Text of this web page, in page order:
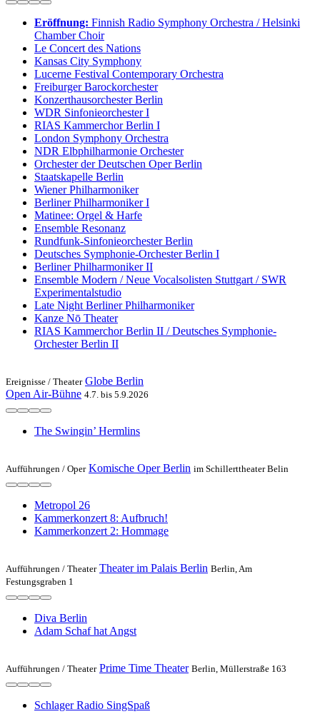
Eröffnung: Finnish Radio Symphony Orchestra / Helsinki
Chamber Choir
Le Concert des Nations
Kansas City Symphony
Lucerne Festival Contemporary Orchestra
Freiburger Barockorchester
Konzerthausorchester Berlin
WDR Sinfonieorchester I
RIAS Kammerchor Berlin I
London Symphony Orchestra
NDR Elbphilharmonie Orchester
Orchester der Deutschen Oper Berlin
Staatskapelle Berlin
Wiener Philharmoniker
Berliner Philharmoniker I
Matinee: Orgel & Harfe
Ensemble Resonanz
Rundfunk-Sinfonieorchester Berlin
Deutsches Symphonie-Orchester Berlin I
Berliner Philharmoniker II
Ensemble Modern / Neue Vocalsolisten Stuttgart / SWR
Experimentalstudio
Late Night Berliner Philharmoniker
Kanze Nō Theater
RIAS Kammerchor Berlin II / Deutsches Symphonie-
Orchester Berlin II
Ereignisse / Theater Globe Berlin
Open Air-Bühne 4.7. bis 5.9.2026
The Swingin’ Hermlins
Aufführungen / Oper Komische Oper Berlin im Schillerttheater Belin
Metropol 26
Kammerkonzert 8: Aufbruch!
Kammerkonzert 2: Hommage
Aufführungen / Theater Theater im Palais Berlin Berlin, Am
Festungsgraben 1
Diva Berlin
Adam Schaf hat Angst
Aufführungen / Theater Prime Time Theater Berlin, ​Müllerstraße 163
Schlager Radio SingSpaß